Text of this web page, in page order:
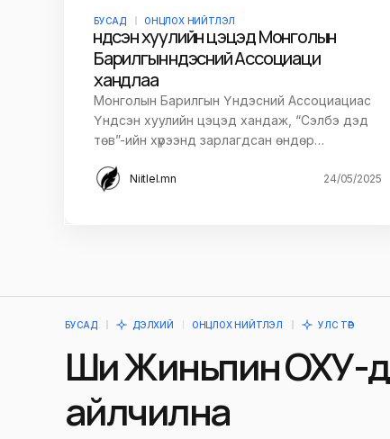
БУСАД ОНЦЛОХ НИЙТЛЭЛ
Үндсэн хуулийн цэцэд Монголын
Барилгын Үндэсний Ассоциаци
хандлаа
Монголын Барилгын Үндэсний Ассоциациас
Үндсэн хуулийн цэцэд хандаж, “Сэлбэ дэд
төв”-ийн хүрээнд зарлагдсан өндөр…
Niitlel.mn 24/05/2025
БУСАД ДЭЛХИЙ ОНЦЛОХ НИЙТЛЭЛ УЛС ТӨР
Ши Жиньпин ОХУ-д
айлчилна